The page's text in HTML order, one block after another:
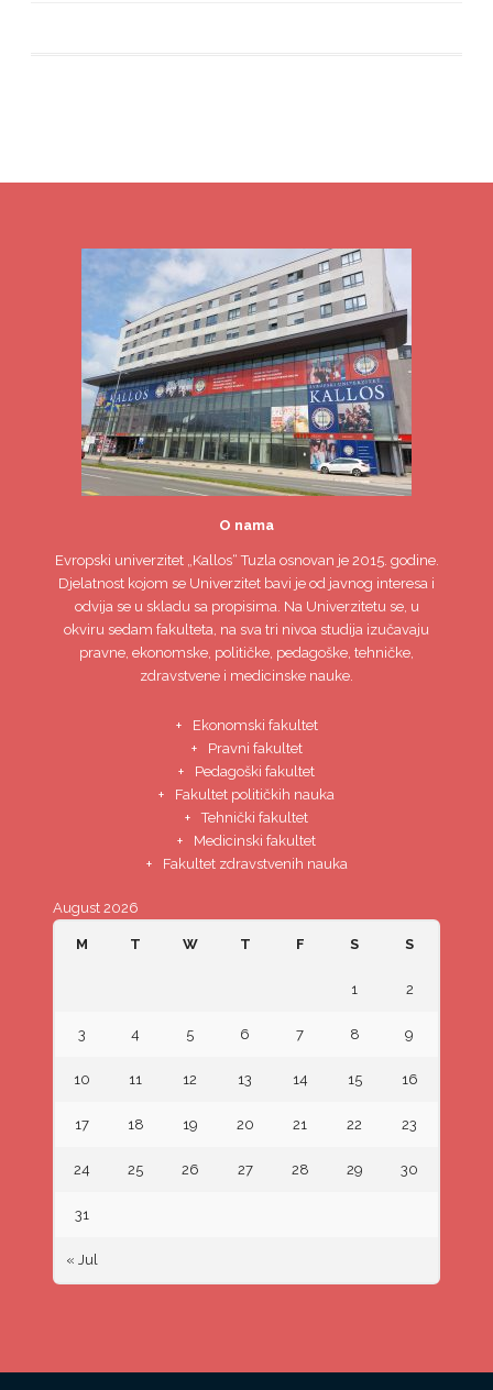
O nama
Evropski univerzitet„Kallos“ Tuzla osnovan je 2015. godine.
Djelatnost kojom se Univerzitet bavi je od javnog interesa i
odvija se u skladu sa propisima. Na Univerzitetu se, u
okviru sedam fakulteta, na sva tri nivoa studija izučavaju
pravne, ekonomske, političke, pedagoške, tehničke,
zdravstvene i medicinske nauke.
Ekonomski fakultet
Pravni fakultet
Pedagoški fakultet
Fakultet političkih nauka
Tehnički fakultet
Medicinski fakultet
Fakultet zdravstvenih nauka
August 2026
M T W T F S S
« Jul
1 2
3 4 5 6 7 8 9
10 11 12 13 14 15 16
17 18 19 20 21 22 23
24 25 26 27 28 29 30
31